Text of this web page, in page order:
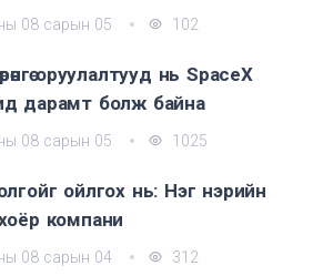
08 сарын 05 102
оруулалтууд нь SpaceX
дарамт болж байна
08 сарын 05 1025
ойлгох нь: Нэг нэрийн
компани
08 сарын 04 312